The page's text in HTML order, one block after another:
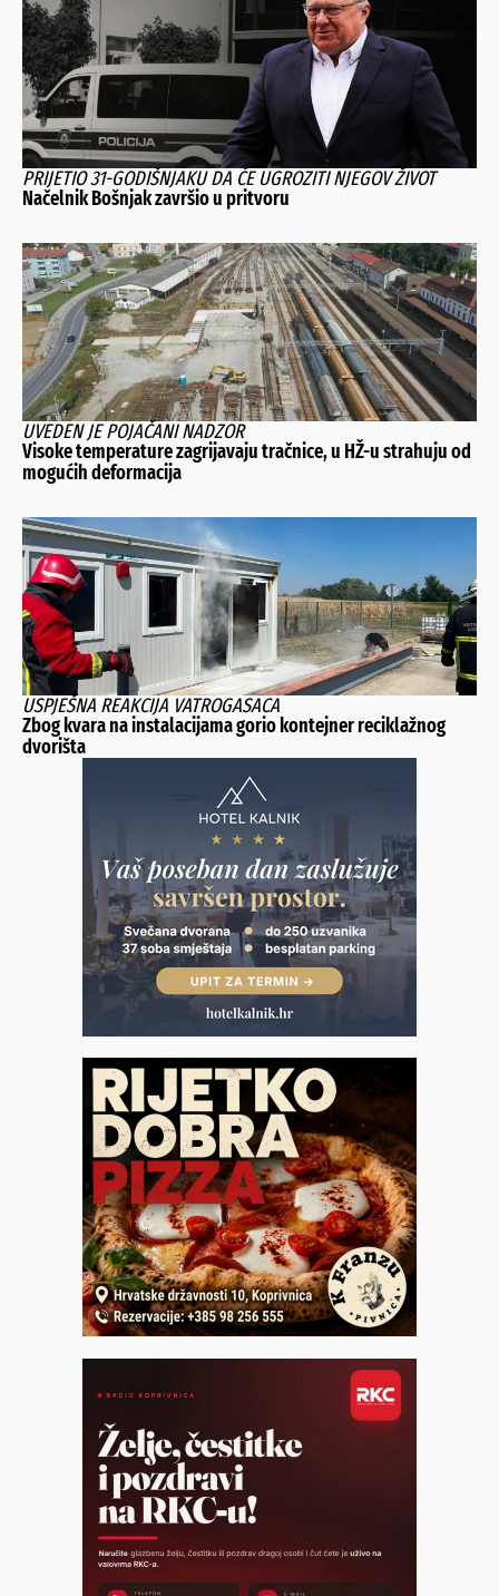
PRIJETIO 31-GODIŠNJAKU DA ĆE UGROZITI NJEGOV ŽIVOT
Načelnik Bošnjak završio u pritvoru
UVEDEN JE POJAČANI NADZOR
Visoke temperature zagrijavaju tračnice, u HŽ-u strahuju od
mogućih deformacija
USPJEŠNA REAKCIJA VATROGASACA
Zbog kvara na instalacijama gorio kontejner reciklažnog
dvorišta